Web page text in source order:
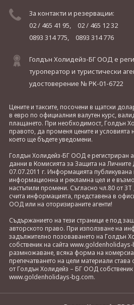
За контакти и резервации:
02 / 465 41 95,
02 / 465 12 32
0893 314 775,
0893 314 776
Голдън Холидейз-БГ ООД е
туроператор и туристически
удостоверение № РК-01-6722
Цените и таксите, посочени в щатски
в евро по официалния валутен курс,
плащането. При необходимост, Голдън
правото, да променя цените и условията
което ще бъдете уведомени.
Голдън Холидейз-БГ ООД е регистриран
данни в Комисията за Защита на
07.07.2011 г. Информацията публикувана
информационна и рекламна цел и е
настъпили промени. Съгласно чл.80 от
счита информацията, представена в
ООД или на оторизираните агенти!
Съдържанието на тези страници е под
авторското право. При използване на
задължително позоваването на Голдън
собственик на сайта
размножаване, всяка форма на
препечатването на цели материали
от Голдън Холидейз – БГ ООД собственик
www.goldenholidays-bg.com.